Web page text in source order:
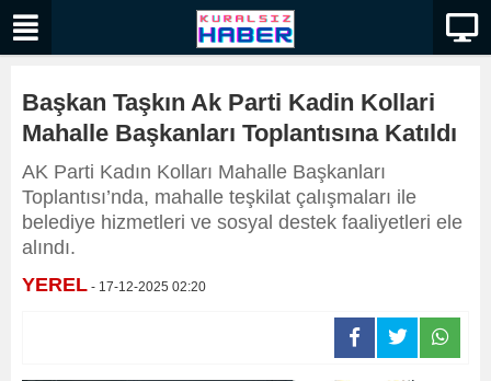
Başkan Taşkın Ak Parti Kadin Kollari
Mahalle Başkanları Toplantısına Katıldı
AK Parti Kadın Kolları Mahalle Başkanları
Toplantısı’nda, mahalle teşkilat çalışmaları ile
belediye hizmetleri ve sosyal destek faaliyetleri ele
alındı.
YEREL - 17-12-2025 02:20